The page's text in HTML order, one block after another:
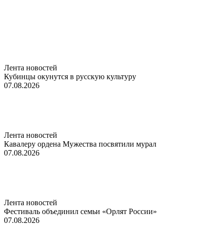
Лента новостей
Кубинцы окунутся в русскую культуру
07.08.2026
Лента новостей
Кавалеру ордена Мужества посвятили мурал
07.08.2026
Лента новостей
Фестиваль объединил семьи «Орлят России»
07.08.2026